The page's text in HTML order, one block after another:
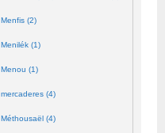
Menfis (2)
Menilék (1)
Menou (1)
mercaderes (4)
Méthousaël (4)